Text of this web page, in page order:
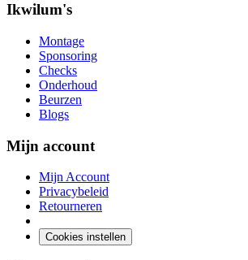
Ikwilum's
Montage
Sponsoring
Checks
Onderhoud
Beurzen
Blogs
Mijn account
Mijn Account
Privacybeleid
Retourneren
Cookies instellen